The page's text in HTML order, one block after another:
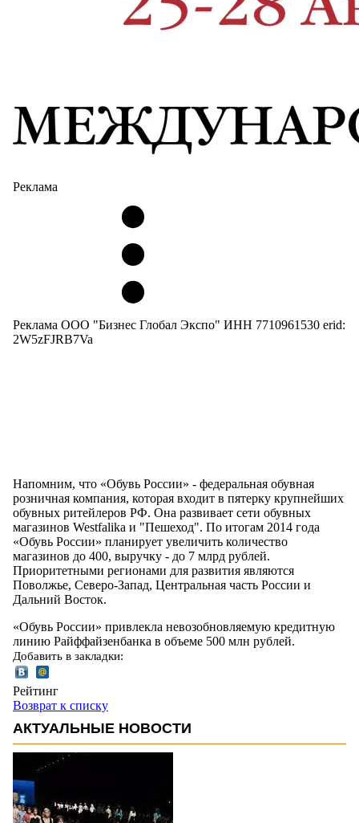
Реклама
Реклама ООО "Бизнес Глобал Экспо" ИНН 7710961530 erid:
2W5zFJRB7Va
Напомним, что «Обувь России» - федеральная обувная
розничная компания, которая входит в пятерку крупнейших
обувных ритейлеров РФ. Она развивает сети обувных
магазинов Westfalika и "Пешеход". По итогам 2014 года
«Обувь России» планирует увеличить количество
магазинов до 400, выручку - до 7 млрд рублей.
Приоритетными регионами для развития являются
Поволжье, Северо-Запад, Центральная часть России и
Дальний Восток.
«Обувь России» привлекла невозобновляемую кредитную
линию Райффайзенбанка в объеме 500 млн рублей.
Добавить в закладки:
Рейтинг
Возврат к списку
АКТУАЛЬНЫЕ НОВОСТИ